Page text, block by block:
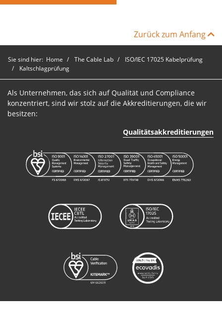
Zurück zum Anfang
Sie sind hier: Home The Cable Lab
ISO/IEC 17025 Kabelprüfung
Kaltschlagprüfung
Als Unternehmen, das sich auf Qualität und Compliance
konzentriert, sind wir stolz auf die Akkreditierungen, die wir
besitzen:
Qualitätsakkreditierungen